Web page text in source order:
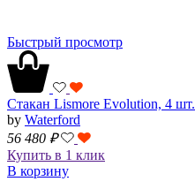
Быстрый просмотр
Стакан Lismore Evolution, 4 шт.
by Waterford
56 480 ₽
Купить в 1 клик
В корзину